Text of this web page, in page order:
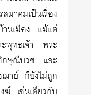
าคมเป็นเรื่อง
นเมือง แม้แต่
ะพุทธเจ้า พระ
กษุณีบวช และ
ฌาย์ ก็ยังไม่ถูก